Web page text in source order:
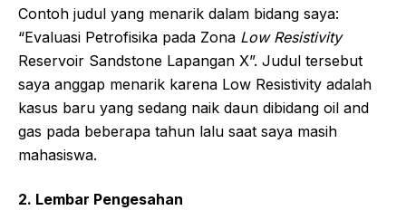
Contoh judul yang menarik dalam bidang saya:
“Evaluasi Petrofisika pada Zona Low Resistivity
Reservoir Sandstone Lapangan X”. Judul tersebut
saya anggap menarik karena Low Resistivity adalah
kasus baru yang sedang naik daun dibidang oil and
gas pada beberapa tahun lalu saat saya masih
mahasiswa.
2. Lembar Pengesahan